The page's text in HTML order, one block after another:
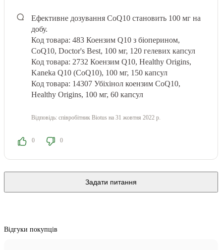
Ефективне дозування CoQ10 становить 100 мг на
добу.
Код товара: 483 Коензим Q10 з біоперином,
CoQ10, Doctor's Best, 100 мг, 120 гелевих капсул
Код товара: 2732 Коензим Q10, Healthy Origins,
Kaneka Q10 (CoQ10), 100 мг, 150 капсул
Код товара: 14307 Убіхінол коензим CoQ10,
Healthy Origins, 100 мг, 60 капсул
Відповідь: співробітник Biotus на 31 жовтня 2022 р.
0 0
Задати питання
Відгуки покупців